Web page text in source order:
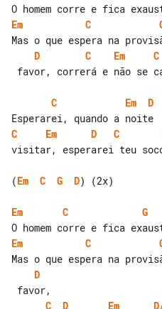
Em
C
D
C Em C
C Em
D
C
Em D C
visitar, esperarei teu
(Em C G D) (2x)
Em C G
Em
C
D
C
D Em